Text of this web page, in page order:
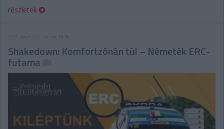
részletek
2026. április 22. szerda, 16:30
Shakedown: Komfortzónán túl – Németék ERC-
futama